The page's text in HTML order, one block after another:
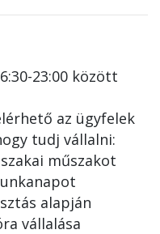
23:00 között
az ügyfelek
tudj vállalni:
műszakot
alapján
vállalása